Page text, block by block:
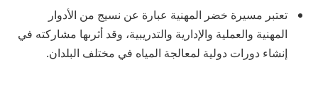
تعتبر مسيرة خضر المهنية عبارة عن نسيج من الأدوار
المهنية والعملية والإدارية والتدريبية، وقد أثرىها مشاركته في
إنشاء دورات دولية لمعالجة المياه في مختلف البلدان.